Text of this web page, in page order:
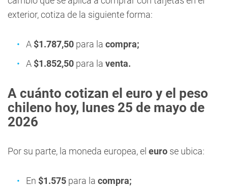
exterior, cotiza de la siguiente forma:
A $1.787,50 para la compra;
A $1.852,50 para la venta.
A cuánto cotizan el euro y el peso
chileno hoy, lunes 25 de mayo de
2026
Por su parte, la moneda europea, el euro se ubica:
En $1.575 para la compra;